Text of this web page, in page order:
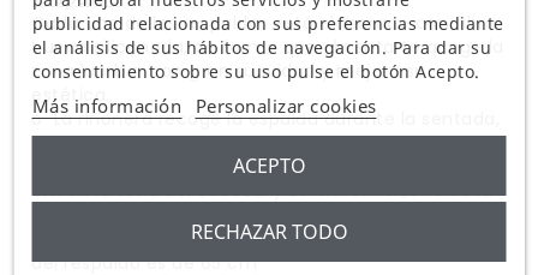
Cada uno de los respaldos está elaborado con fibra
hueca siliconada, de forma que al sentarte acoge la
zona lumbar con gran suavidad y mejora su
estética.
o La riñonera recoge la espalda durante la sentada,
para aumentar la sensación de comodidad
o Los cojines del respaldo tienen un grosor de 17
cm en la zona del cabezal y 20 cm en la zona de la
o La altura desde el asiento hasta la parte superior
del respaldo es de 65 cm
publicidad relacionada con sus preferencias mediante
el análisis de sus hábitos de navegación. Para dar su
consentimiento sobre su uso pulse el botón Acepto.
Más información Personalizar cookies
RECHAZAR TODO
ACEPTO